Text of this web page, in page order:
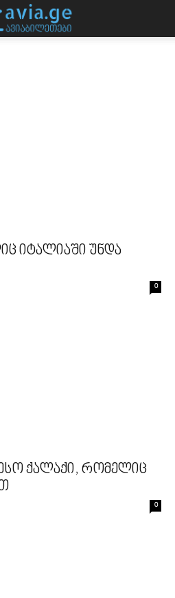
იტალიაში უნდა
0
ქალაქი, რომელიც
0